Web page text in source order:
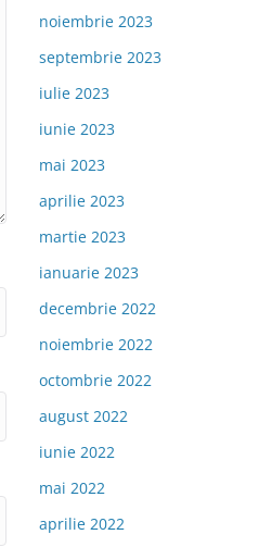
noiembrie 2023
septembrie 2023
iulie 2023
iunie 2023
mai 2023
aprilie 2023
martie 2023
ianuarie 2023
decembrie 2022
noiembrie 2022
octombrie 2022
august 2022
iunie 2022
mai 2022
aprilie 2022